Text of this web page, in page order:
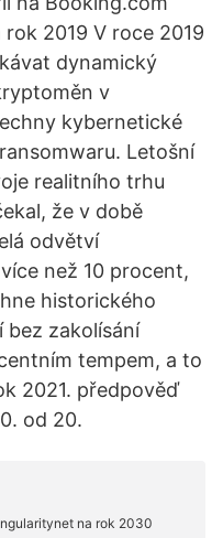
2019 V roce 2019
dynamický
v
kybernetické
Letošní
realitního trhu
že v době
odvětví
než 10 procent,
historického
bez zakolísání
tempem, a to
2021. předpověď
od 20.